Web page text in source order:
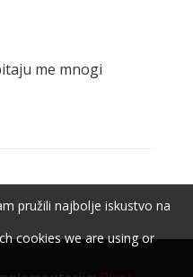
me mnogi
pružili najbolje iskustvo na
cookies we are using or